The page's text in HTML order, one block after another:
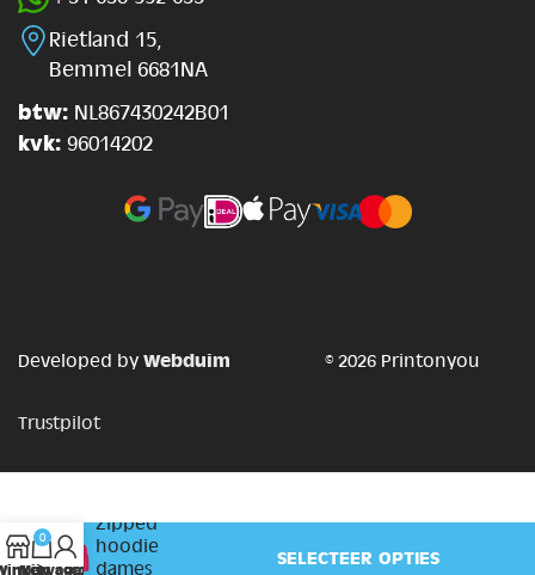
Rietland 15,
Bemmel 6681NA
btw: NL867430242B01
kvk: 96014202
Developed by Webduim © 2026 Printonyou
Trustpilot
0
Mijn account
Zipped
hoodie
dames
SELECTEER OPTIES